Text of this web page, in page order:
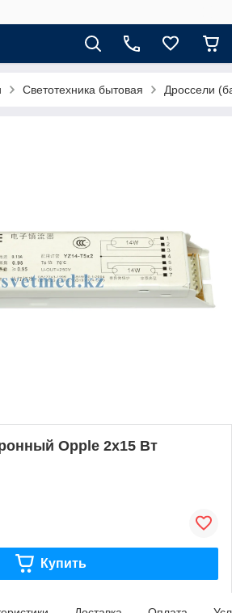
Светотехника бытовая Дроссели
Opple 2х15 Вт
Купить